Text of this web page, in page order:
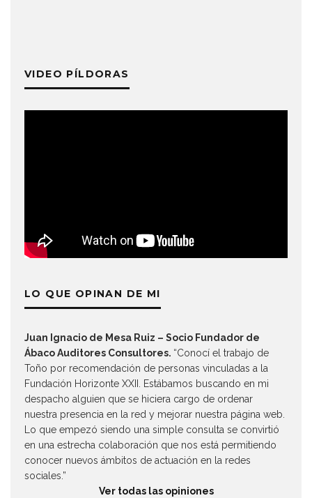
VIDEO PÍLDORAS
LO QUE OPINAN DE MI
Juan Ignacio de Mesa Ruiz – Socio Fundador de
Ábaco Auditores Consultores. “Conocí el trabajo de
Toño por recomendación de personas vinculadas a la
Fundación Horizonte XXII. Estábamos buscando en mi
despacho alguien que se hiciera cargo de ordenar
nuestra presencia en la red y mejorar nuestra página web.
Lo que empezó siendo una simple consulta se convirtió
en una estrecha colaboración que nos está permitiendo
conocer nuevos ámbitos de actuación en la redes
sociales.”
Ver todas las opiniones